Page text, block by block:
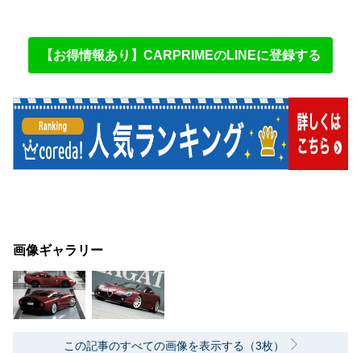
【お得情報あり】CARPRIMEのLINEに登録する
画像ギャラリー
この記事のすべての画像を表示する（3枚）